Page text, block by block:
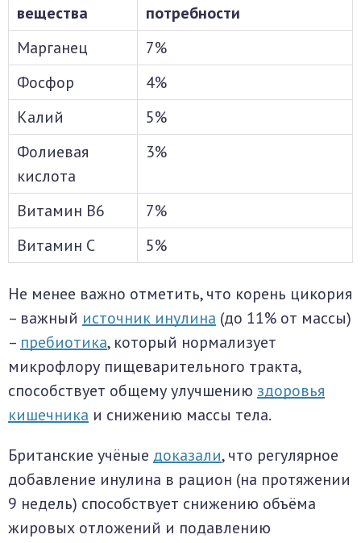
вещества
потребности
Марганец
7%
Фосфор
4%
Калий
5%
Фолиевая
кислота
3%
Витамин В6
7%
Витамин С
5%
Не менее важно отметить, что корень цикория
– важный источник инулина (до 11% от массы)
– пребиотика, который нормализует
микрофлору пищеварительного тракта,
способствует общему улучшению здоровья
кишечника и снижению массы тела.
Британские учёные доказали, что регулярное
добавление инулина в рацион (на протяжении
9 недель) способствует снижению объёма
жировых отложений и подавлению